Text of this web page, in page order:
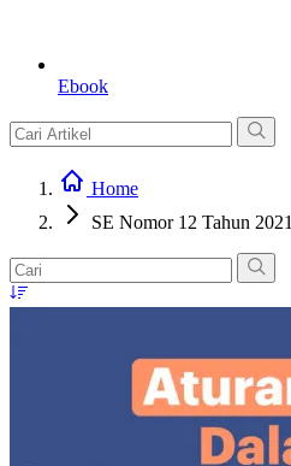
Ebook
Home
SE Nomor 12 Tahun 2021